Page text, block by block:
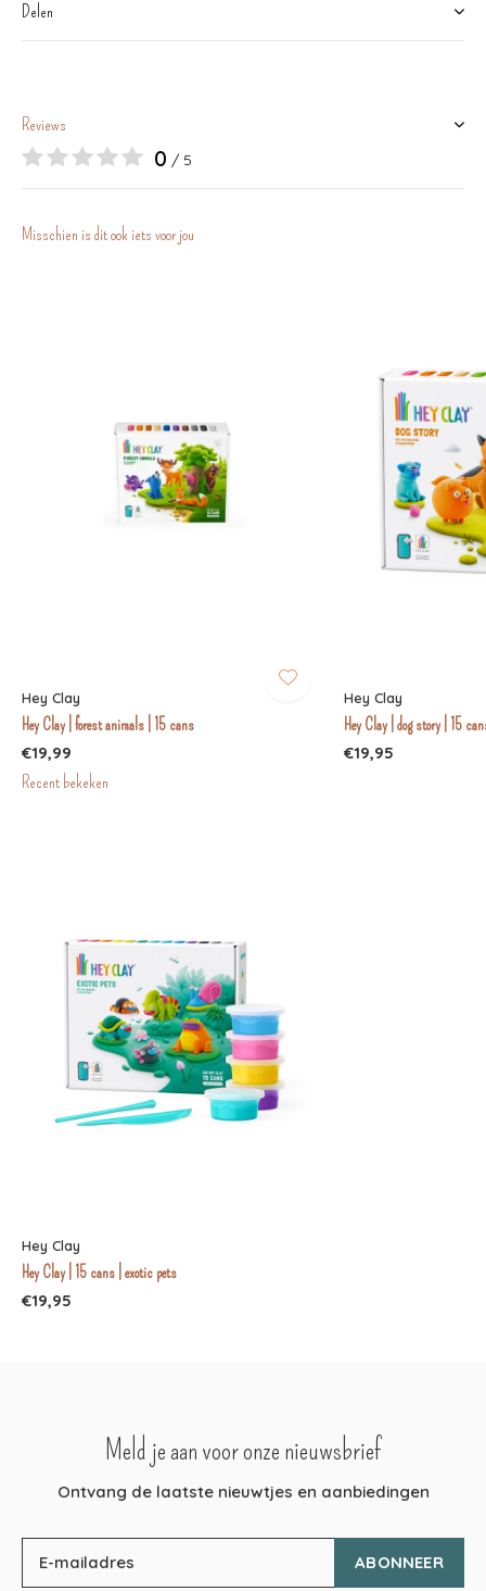
Delen
Reviews
0 / 5
Misschien is dit ook iets voor jou
Hey Clay
Hey Clay | forest animals | 15 cans
€19,99
Hey Clay
Hey Clay | dog story | 15
€19,95
Recent bekeken
Hey Clay
Hey Clay | 15 cans | exotic pets
€19,95
Meld je aan voor onze nieuwsbrief
Ontvang de laatste nieuwtjes en aanbiedingen
ABONNEER